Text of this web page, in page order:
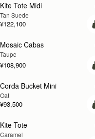
Kite Tote Midi
Tan Suede
¥122,100
新登場
Mosaic Cabas
Taupe
¥108,900
Corda Bucket Mini
Oat
¥93,500
Kite Tote
Caramel